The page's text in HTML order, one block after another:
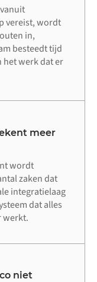
vereist, wordt
in,
besteedt tijd
het werk dat er
meer
wordt
zaken dat
integratielaag
dat alles
werkt.
niet